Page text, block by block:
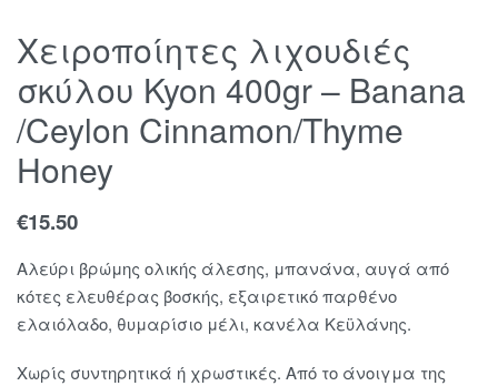
Χειροποίητες λιχουδιές
σκύλου Kyon 400gr – Banana
/Ceylon Cinnamon/Thyme
Honey
€15.50
Aλεύρι βρώμης ολικής άλεσης, μπανάνα, αυγά από
κότες ελευθέρας βοσκής, εξαιρετικό παρθένο
ελαιόλαδο, θυμαρίσιο μέλι, κανέλα Κεϋλάνης.
Χωρίς συντηρητικά ή χρωστικές. Από το άνοιγμα της